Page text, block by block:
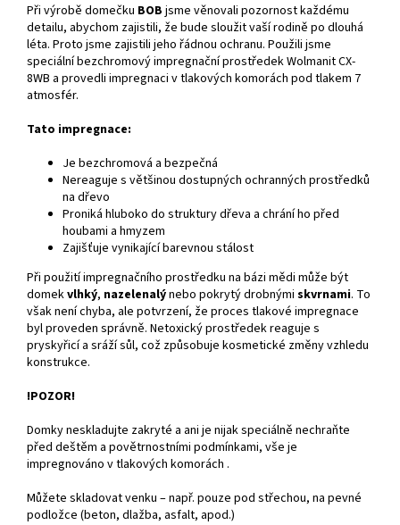
Při výrobě domečku BOB jsme věnovali pozornost každému
detailu, abychom zajistili, že bude sloužit vaší rodině po dlouhá
léta. Proto jsme zajistili jeho řádnou ochranu. Použili jsme
speciální bezchromový impregnační prostředek Wolmanit CX-
8WB a provedli impregnaci v tlakových komorách pod tlakem 7
atmosfér.
Tato impregnace:
Je bezchromová a bezpečná
Nereaguje s většinou dostupných ochranných prostředků
na dřevo
Proniká hluboko do struktury dřeva a chrání ho před
houbami a hmyzem
Zajišťuje vynikající barevnou stálost
Při použití impregnačního prostředku na bázi mědi může být
domekvlhký, nazelenalýnebo pokrytý drobnými skvrnami. To
však není chyba, ale potvrzení, že proces tlakové impregnace
byl proveden správně. Netoxický prostředek reaguje s
pryskyřicí a sráží sůl, což způsobuje kosmetické změny vzhledu
konstrukce.
!POZOR!
Domky neskladujte zakryté a ani je nijak speciálně nechraňte
před deštěm a povětrnostními podmínkami, vše je
impregnováno v tlakových komorách .
Můžete skladovat venku – např. pouze pod střechou, na pevné
podložce (beton, dlažba, asfalt, apod.)